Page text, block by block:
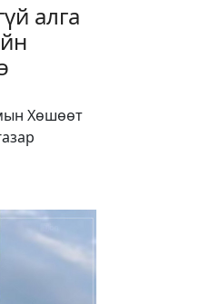
алга
Хөшөөт